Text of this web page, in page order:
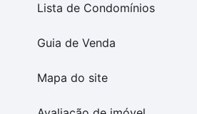
Lista de Condomínios
Guia de Venda
Mapa do site